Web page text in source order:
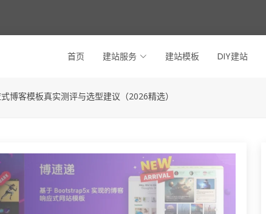
首页 建站服务 建站模板 DIY建站
博客模板真实测评与选型建议（2026精选）